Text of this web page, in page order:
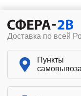
Доставка по всей
Пункты
самовывоза